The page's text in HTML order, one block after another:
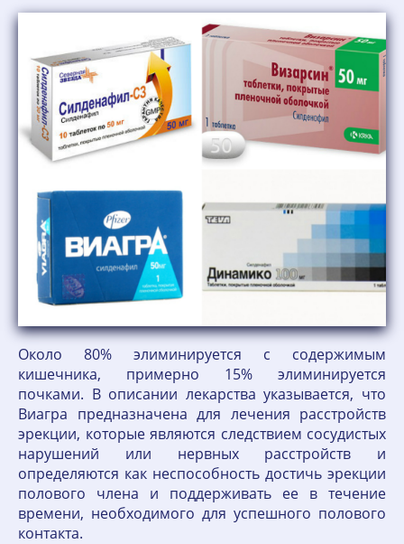
Около 80% элиминируется с содержимым
кишечника, примерно 15% элиминируется
почками. В описании лекарства указывается, что
Виагра предназначена для лечения расстройств
эрекции, которые являются следствием сосудистых
нарушений или нервных расстройств и
определяются как неспособность достичь эрекции
полового члена и поддерживать ее в течение
времени, необходимого для успешного полового
контакта.